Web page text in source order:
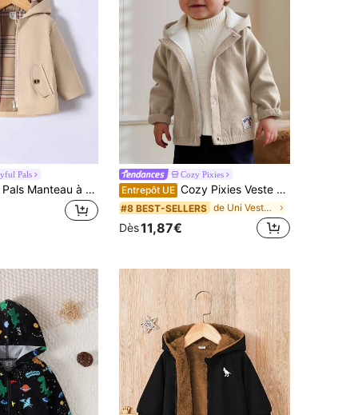
Pals
SHEIN Playful Pals Manteau à capuche zippé avec imprimé à carreaux pour bébé garçon, pour Noël
Cozy Pixies
Entrepôt UE Cozy Pixies Veste à capuche à manches longues de couleur unie pour bébé garçon, veste zippée polyvalente et confortable pour bébé, manteaux pour bébé garçon, vêtements de bébé neutres, vêtements unisexes pour l'automne et l'hiver pour femmes
#8 BEST-SELLERS de Uni Vestes pour bébés garçons
Dès11,87€